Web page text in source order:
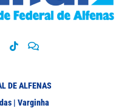
Legislação
DE ALFENAS
| Varginha